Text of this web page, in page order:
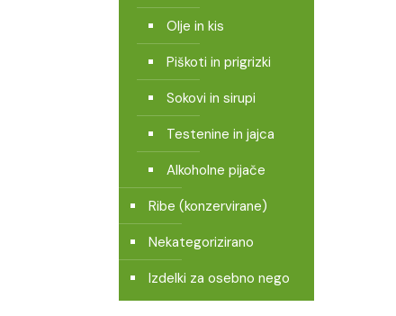
Olje in kis
Piškoti in prigrizki
Sokovi in sirupi
Testenine in jajca
Alkoholne pijače
Ribe (konzervirane)
Nekategorizirano
Izdelki za osebno nego